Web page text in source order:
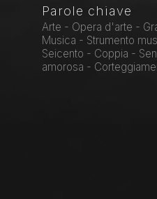
Parole chiave
Arte - Opera d'arte -
Musica - Strumento
Seicento - Coppia -
amorosa -